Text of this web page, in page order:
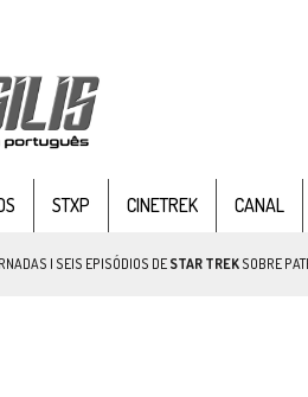
STXP CINETREK CANAL
| SEIS EPISÓDIOS DE STAR TREK SOBRE
TIME